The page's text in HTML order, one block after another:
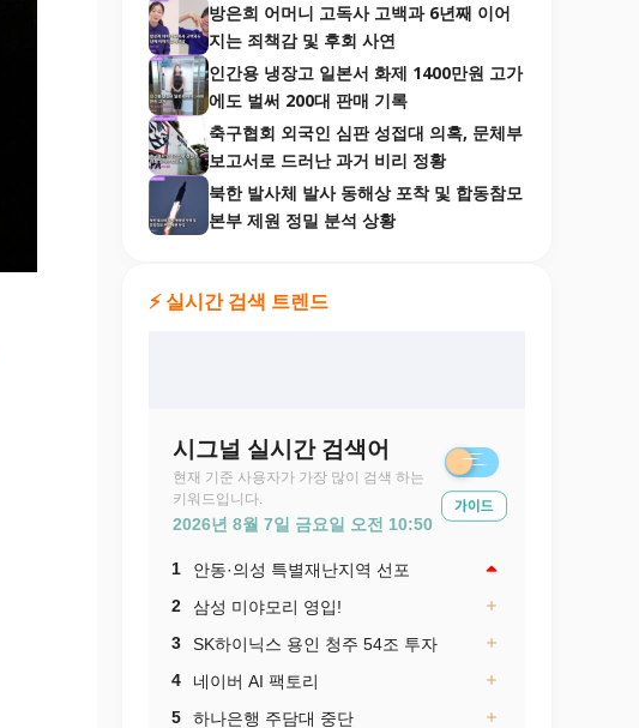
방은희 어머니 고독사 고백과 6년째 이어
지는 죄책감 및 후회 사연
인간용 냉장고 일본서 화제 1400만원 고가
에도 벌써 200대 판매 기록
축구협회 외국인 심판 성접대 의혹, 문체부
보고서로 드러난 과거 비리 정황
북한 발사체 발사 동해상 포착 및 합동참모
본부 제원 정밀 분석 상황
⚡ 실시간 검색 트렌드